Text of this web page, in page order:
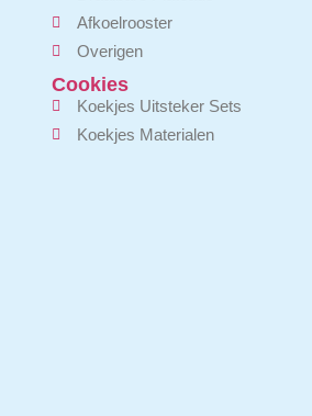
Afkoelrooster
Overigen
Cookies
Koekjes Uitsteker Sets
Koekjes Materialen